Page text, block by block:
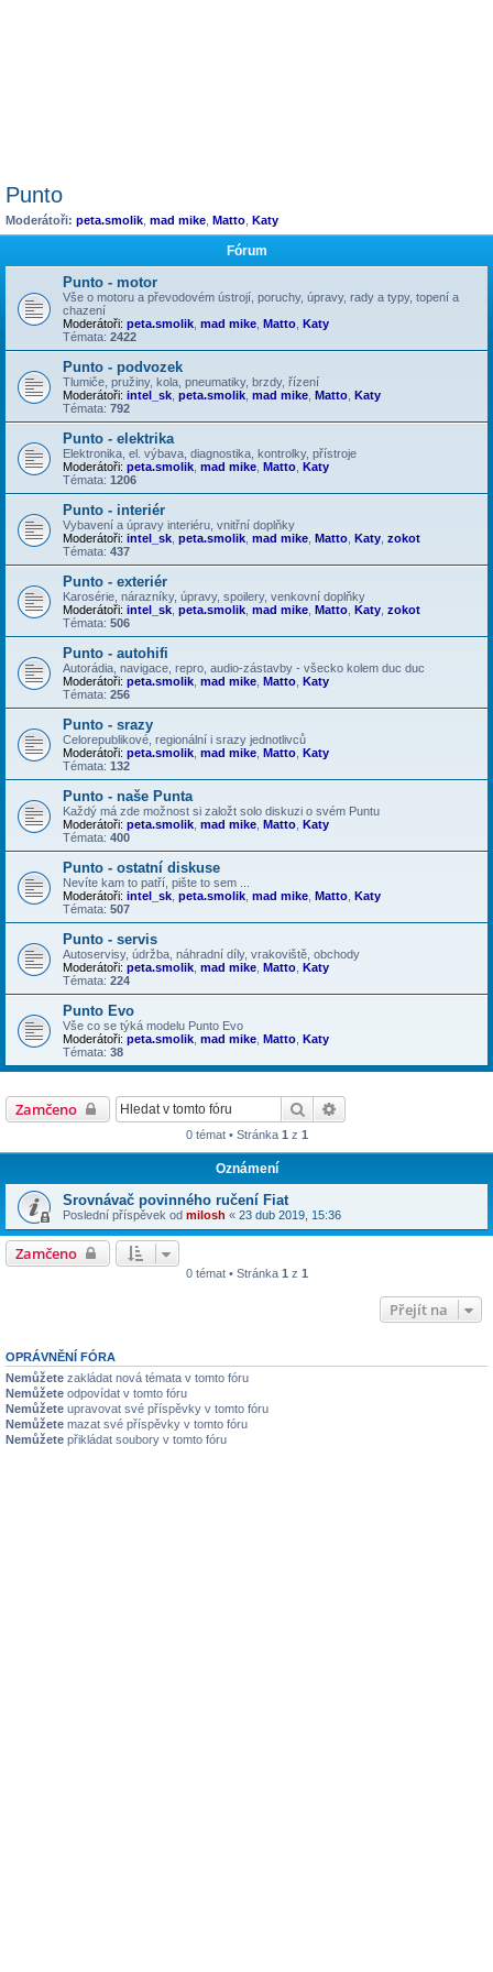
Punto
Moderátoři: peta.smolik mad mike Matto Katy
Fórum
Punto - motor
Vše o motoru a převodovém ústrojí, poruchy, úpravy, rady a typy, topení a
chazení
Moderátoři: peta.smolik mad mike Matto Katy
Témata: 2422
Punto - podvozek
Tlumiče, pružiny, kola, pneumatiky, brzdy, řízení
Moderátoři: intel_sk peta.smolik mad mike Matto Katy
Témata: 792
Punto - elektrika
Elektronika, el. výbava, diagnostika, kontrolky, přístroje
Moderátoři: peta.smolik mad mike Matto Katy
Témata: 1206
Punto - interiér
Vybavení a úpravy interiéru, vnitřní doplňky
Moderátoři: intel_sk peta.smolik mad mike Matto Katy zokot
Témata: 437
Punto - exteriér
Karosérie, nárazníky, úpravy, spoilery, venkovní doplňky
Moderátoři: intel_sk peta.smolik mad mike Matto Katy zokot
Témata: 506
Punto - autohifi
Autorádia, navigace, repro, audio-zástavby - všecko kolem duc duc
Moderátoři: peta.smolik mad mike Matto Katy
Témata: 256
Punto - srazy
Celorepublikové, regionální i srazy jednotlivců
Moderátoři: peta.smolik mad mike Matto Katy
Témata: 132
Punto - naše Punta
Každý má zde možnost si založt solo diskuzi o svém Puntu
Moderátoři: peta.smolik mad mike Matto Katy
Témata: 400
Punto - ostatní diskuse
Nevíte kam to patří, pište to sem ...
Moderátoři: intel_sk peta.smolik mad mike Matto Katy
Témata: 507
Punto - servis
Autoservisy, údržba, náhradní díly, vrakoviště, obchody
Moderátoři: peta.smolik mad mike Matto Katy
Témata: 224
Punto Evo
Vše co se týká modelu Punto Evo
Moderátoři: peta.smolik mad mike Matto Katy
Témata: 38
Zamčeno Hledat
0 témat • Stránka 1 z 1
Oznámení
Srovnávač povinného ručení Fiat
Poslední příspěvek od milosh « 23 dub 2019, 15:36
Zamčeno
0 témat • Stránka 1 z 1
Přejít na
OPRÁVNĚNÍ FÓRA
Nemůžete zakládat nová témata v tomto fóru
Nemůžete odpovídat v tomto fóru
Nemůžete upravovat své příspěvky v tomto fóru
Nemůžete mazat své příspěvky v tomto fóru
Nemůžete přikládat soubory v tomto fóru